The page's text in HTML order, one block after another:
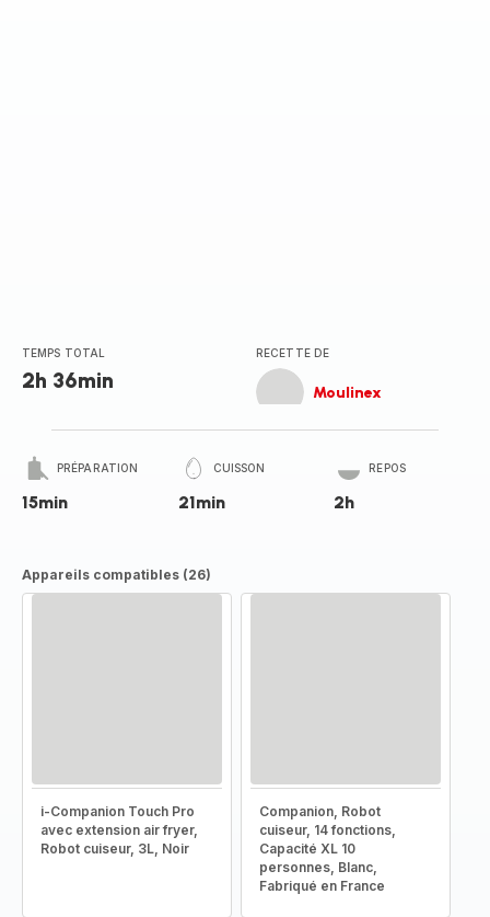
TEMPS TOTAL
2h 36min
RECETTE DE
Moulinex
PRÉPARATION
15min
CUISSON
21min
REPOS
2h
Appareils compatibles (26)
i-Companion Touch Pro
avec extension air fryer,
Robot cuiseur, 3L, Noir
Companion, Robot
cuiseur, 14 fonctions,
Capacité XL 10
personnes, Blanc,
Fabriqué en France